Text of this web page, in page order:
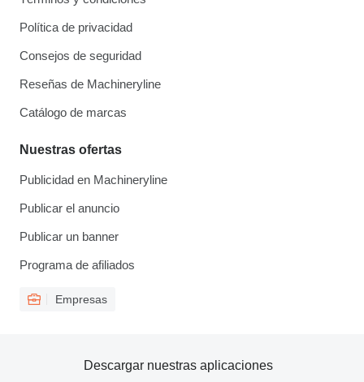
Política de privacidad
Consejos de seguridad
Reseñas de Machineryline
Catálogo de marcas
Nuestras ofertas
Publicidad en Machineryline
Publicar el anuncio
Publicar un banner
Programa de afiliados
Empresas
Descargar nuestras aplicaciones